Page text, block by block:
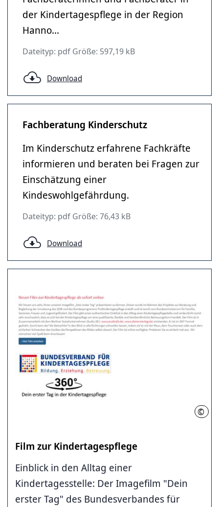
der Kindertagespflege in der Region
Hanno...
Dateityp: pdf Größe: 597,19 kB
Download
Fachberatung Kinderschutz
Im Kinderschutz erfahrene Fachkräfte
informieren und beraten bei Fragen zur
Einschätzung einer
Kindeswohlgefährdung.
Dateityp: pdf Größe: 76,43 kB
Download
©
Film zur Kindertagespflege
Einblick in den Alltag einer
Kindertagesstelle: Der Imagefilm "Dein
erster Tag" des Bundesverbandes für